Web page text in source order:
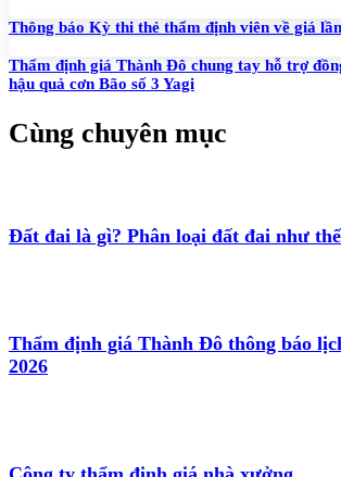
Thông báo Kỳ thi thẻ thẩm định viên về giá
Thẩm định giá Thành Đô chung tay hỗ trợ
hậu quả cơn Bão số 3 Yagi
Cùng chuyên mục
Đất đai là gì? Phân loại đất đai như
Thẩm định giá Thành Đô thông báo
2026